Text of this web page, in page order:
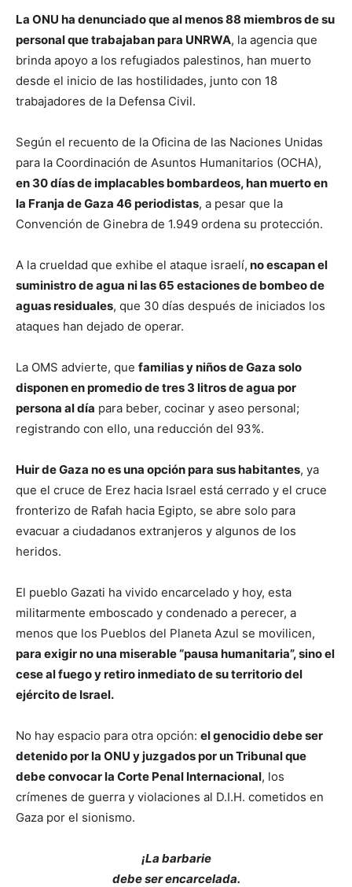
La ONU ha denunciado que al menos 88 miembros de su
personal que trabajaban para UNRWA, la agencia que
brinda apoyo a los refugiados palestinos, han muerto
desde el inicio de las hostilidades, junto con 18
trabajadores de la Defensa Civil.
Según el recuento de la Oficina de las Naciones Unidas
para la Coordinación de Asuntos Humanitarios (OCHA),
en 30 días de implacables bombardeos, han muerto en
la Franja de Gaza 46 periodistas, a pesar que la
Convención de Ginebra de 1.949 ordena su protección.
A la crueldad que exhibe el ataque israelí, no escapan el
suministro de agua ni las 65 estaciones de bombeo de
aguas residuales, que 30 días después de iniciados los
ataques han dejado de operar.
La OMS advierte, que familias y niños de Gaza solo
disponen en promedio de tres 3 litros de agua por
persona al día para beber, cocinar y aseo personal;
registrando con ello, una reducción del 93%.
Huir de Gaza no es una opción para sus habitantes, ya
que el cruce de Erez hacia Israel está cerrado y el cruce
fronterizo de Rafah hacia Egipto, se abre solo para
evacuar a ciudadanos extranjeros y algunos de los
heridos.
El pueblo Gazati ha vivido encarcelado y hoy, esta
militarmente emboscado y condenado a perecer, a
menos que los Pueblos del Planeta Azul se movilicen,
para exigir no una miserable “pausa humanitaria”, sino el
cese al fuego y retiro inmediato de su territorio del
ejército de Israel.
No hay espacio para otra opción: el genocidio debe ser
detenido por la ONU y juzgados por un Tribunal que
debe convocar la Corte Penal Internacional, los
crímenes de guerra y violaciones al D.I.H. cometidos en
Gaza por el sionismo.
¡La barbarie
debe ser encarcelada.